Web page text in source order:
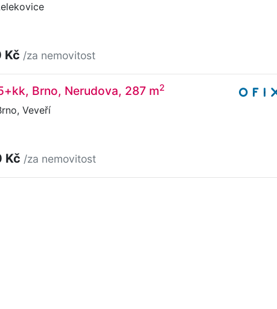
Kč /za nemovitost
Brno, Nerudova, 287 m2
Veveří
Kč /za nemovitost